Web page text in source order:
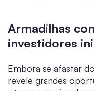
Armadilhas
investidores
Embora se afastar
revele grandes